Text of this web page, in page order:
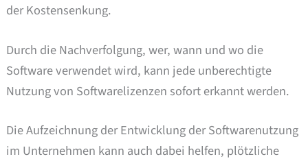
der Kostensenkung.
Durch die Nachverfolgung, wer, wann und wo die
Software verwendet wird, kann jede unberechtigte
Nutzung von Softwarelizenzen sofort erkannt werden.
Die Aufzeichnung der Entwicklung der Softwarenutzung
im Unternehmen kann auch dabei helfen, plötzliche